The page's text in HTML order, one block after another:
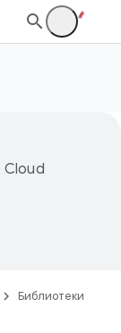
Cloud
Библиотеки